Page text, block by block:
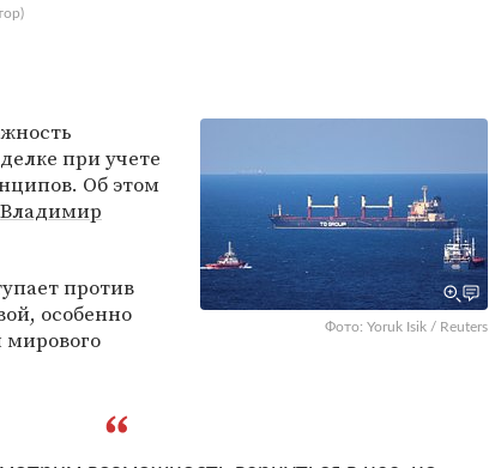
Фото: Yoruk Isik / Reuters
при учете
Об этом
Владимир
против
особенно
мирового